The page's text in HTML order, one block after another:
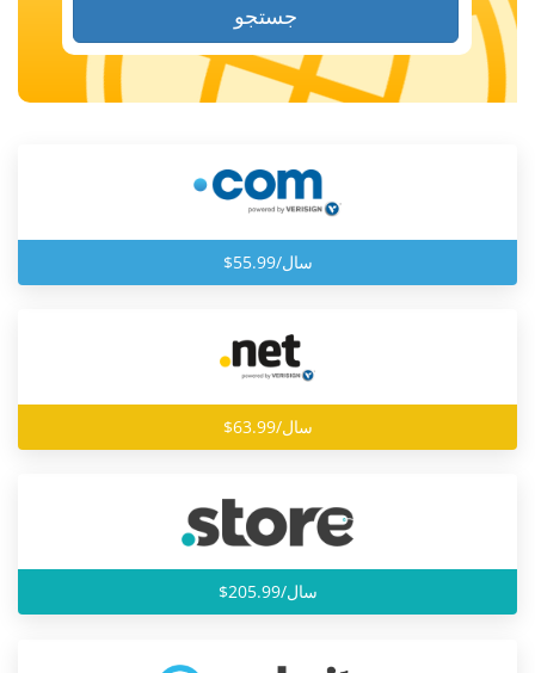
جستجو
$55.99/سال
$63.99/سال
$205.99/سال